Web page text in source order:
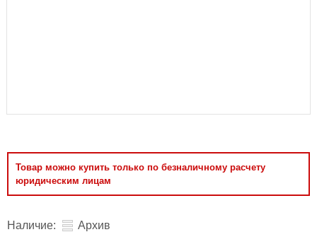
Товар можно купить только по безналичному расчету
юридическим лицам
Наличие: Архив